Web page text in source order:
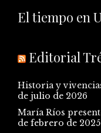
El tiempo en
Editorial
Historia y
de julio de 2026
María Ríos
de febrero de 2025